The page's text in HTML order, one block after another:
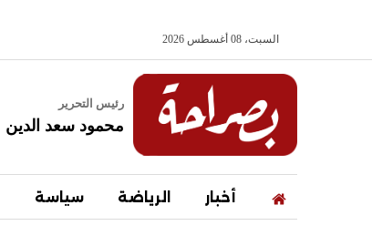
السبت، 08 أغسطس 2026
رئيس التحرير
محمود سعد الدين
أخبار الرياضة سياسة